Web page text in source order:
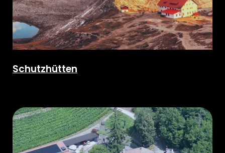
Schutzhütten